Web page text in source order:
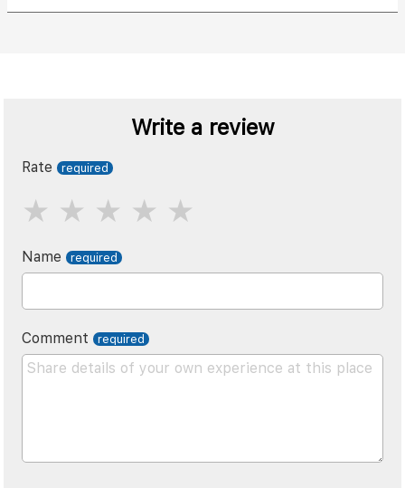
Write a review
Rate
Name
Comment